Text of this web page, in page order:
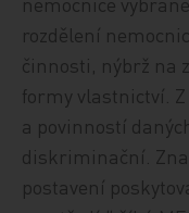
rozdělení
činnosti, nýbrž na
formy vlastnictví.
a povinností
diskriminační.
postavení